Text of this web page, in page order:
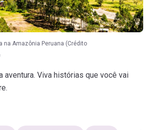
na Amazônia Peruana (Crédito
aventura. Viva histórias que você vai